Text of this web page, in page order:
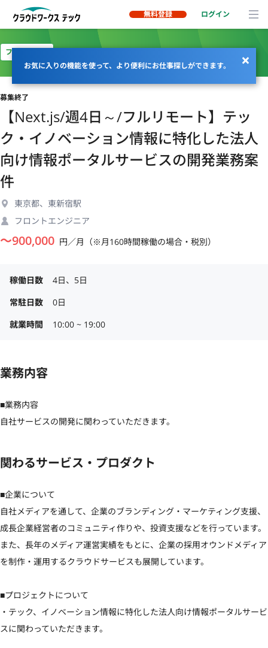
無料登録 ログイン
お気に入りの機能を使って、より便利にお仕事探しができます。
フルリモート
募集終了
【Next.js/週4日～/フルリモート】テッ
ク・イノベーション情報に特化した法人
向け情報ポータルサービスの開発業務案
件
東京都、東新宿駅
フロントエンジニア
〜900,000 円／月（※月160時間稼働の場合・税別）
稼働日数
4日、5日
常駐日数
0日
就業時間
10:00 ~ 19:00
業務内容
■業務内容
自社サービスの開発に関わっていただきます。
関わるサービス・プロダクト
■企業について
自社メディアを通して、企業のブランディング・マーケティング支援、
成長企業経営者のコミュニティ作りや、投資支援などを行っています。
また、長年のメディア運営実績をもとに、企業の採用オウンドメディア
を制作・運用するクラウドサービスも展開しています。
■プロジェクトについて
・テック、イノベーション情報に特化した法人向け情報ポータルサービ
スに関わっていただきます。